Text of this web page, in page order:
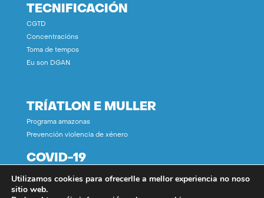
TECNIFICACIÓN
CGTD
Concentracións
Toma de tempos
Eu son DGAN
TRÍATLON E MULLER
Programa amazonas
Prevención violencia de xénero
COVID-19
CONTACTO
Utilizamos cookies para ofrecerlle a mellor experiencia no noso
sitio web.